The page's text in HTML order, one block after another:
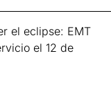
el eclipse: EMT
el 12 de